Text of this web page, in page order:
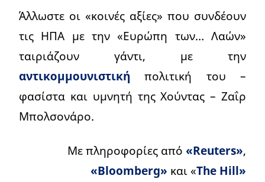
Άλλωστε οι «κοινές αξίες» που συνδέουν
τις ΗΠΑ με την «Ευρώπη των… Λαών»
ταιριάζουν γάντι, με την
αντικομμουνιστική πολιτική του –
φασίστα και υμνητή της Χούντας – Ζαΐρ
Μπολσονάρο.
Με πληροφορίες από «Reuters»,
«Bloomberg» και «The Hill»